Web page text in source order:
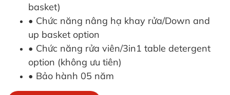
basket)
• Chức năng nâng hạ khay rửa/Down and
up basket option
• Chức năng rửa viên/3in1 table detergent
option (không ưu tiên)
• Bảo hành 05 năm